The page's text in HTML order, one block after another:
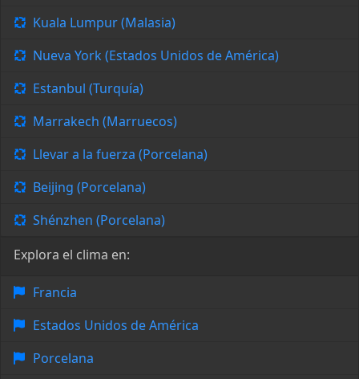
Kuala Lumpur (Malasia)
Nueva York (Estados Unidos de América)
Estanbul (Turquía)
Marrakech (Marruecos)
Llevar a la fuerza (Porcelana)
Beijing (Porcelana)
Shénzhen (Porcelana)
Explora el clima en:
Francia
Estados Unidos de América
Porcelana